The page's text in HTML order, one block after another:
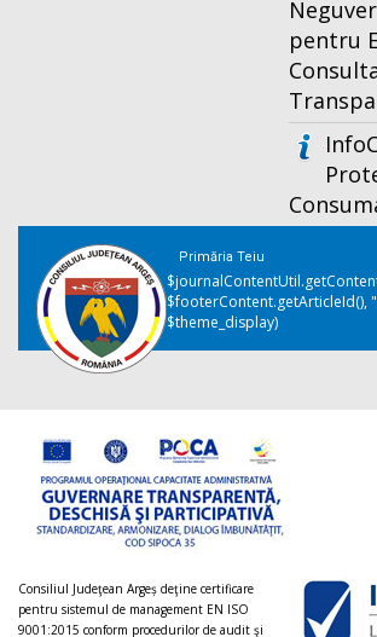
pentru
Primăria Teiu
$footerContent.getArticleId(),
$theme_display)
Consiliul Judeţean Argeș deţine certificare
pentru sistemul de management EN ISO
9001:2015 conform procedurilor de audit şi